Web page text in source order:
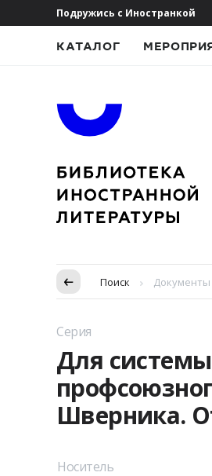
Подружись с Иностранкой
КАТАЛОГ
Пропуск в контексте
Поиск Документы
Серия
Для
Шверника.
Носитель